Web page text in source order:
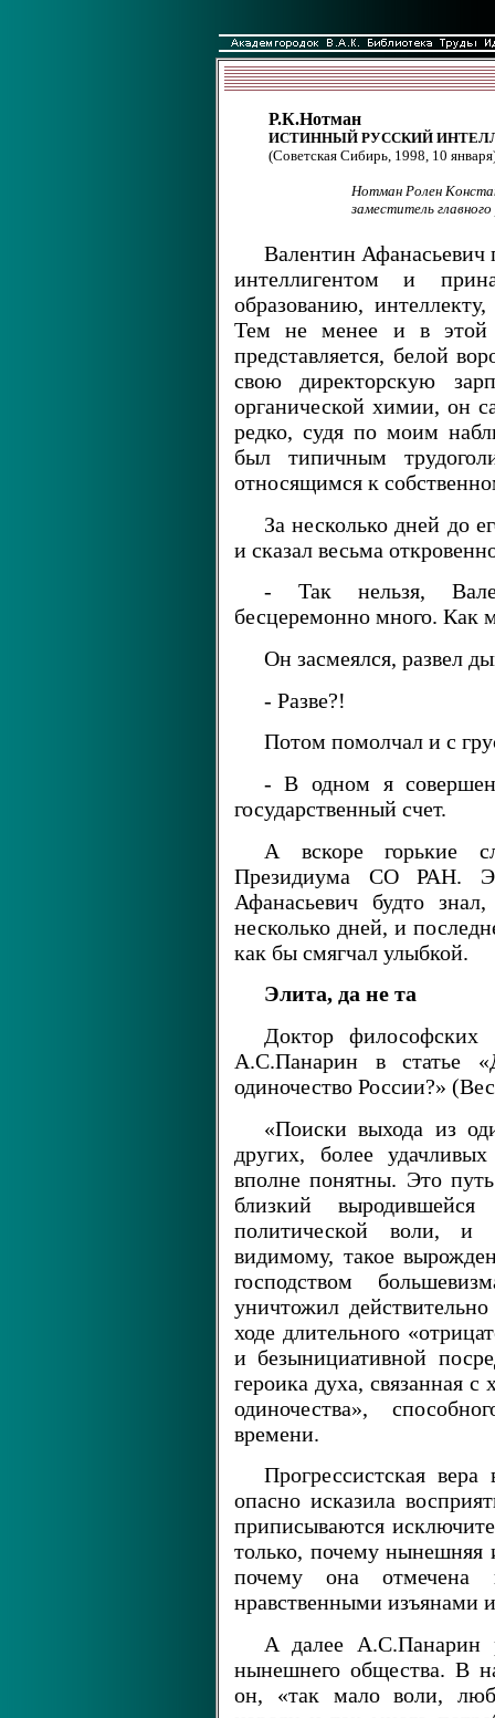
Р.К.Нотман
ИСТИННЫЙ РУССКИЙ
(Советская Сибирь, 1998, 10
Нотман Ролен
заместитель
Валентин Афанасьевич
интеллигентом и
образованию,
Тем не менее и в
представляется, белой
свою директорскую
органической химии, он
редко, судя по моим
был типичным
относящимся к
За несколько дней до
и сказал весьма
- Так нельзя,
бесцеремонно много. Как
Он засмеялся, развел
- Разве?!
Потом помолчал и с
- В одном я
государственный счет.
А вскоре горькие
Президиума СО РАН.
Афанасьевич будто
несколько дней, и
как бы смягчал улыбкой.
Элита, да не та
Доктор
А.С.Панарин в статье
одиночество России?»
«Поиски выхода из
других, более
вполне понятны. Это
близкий
политической воли, и
видимому, такое
господством
уничтожил
ходе длительного
и безынициативной
героика духа, связанная с
одиночества»,
времени.
Прогрессистская вера
опасно исказила
приписываются
только, почему нынешняя
почему она отмечена
нравственными изъянами
А далее А.С.Панарин
нынешнего общества. В
он, «так мало воли,